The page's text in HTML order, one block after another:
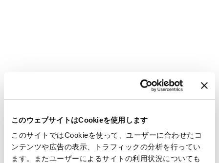
このウェブサイトはCookieを使用します
このサイトではCookieを使って、ユーザーに合わせたコ
ンテンツや広告の表示、トラフィックの分析を行ってい
ます。またユーザーによるサイトの利用状況についても